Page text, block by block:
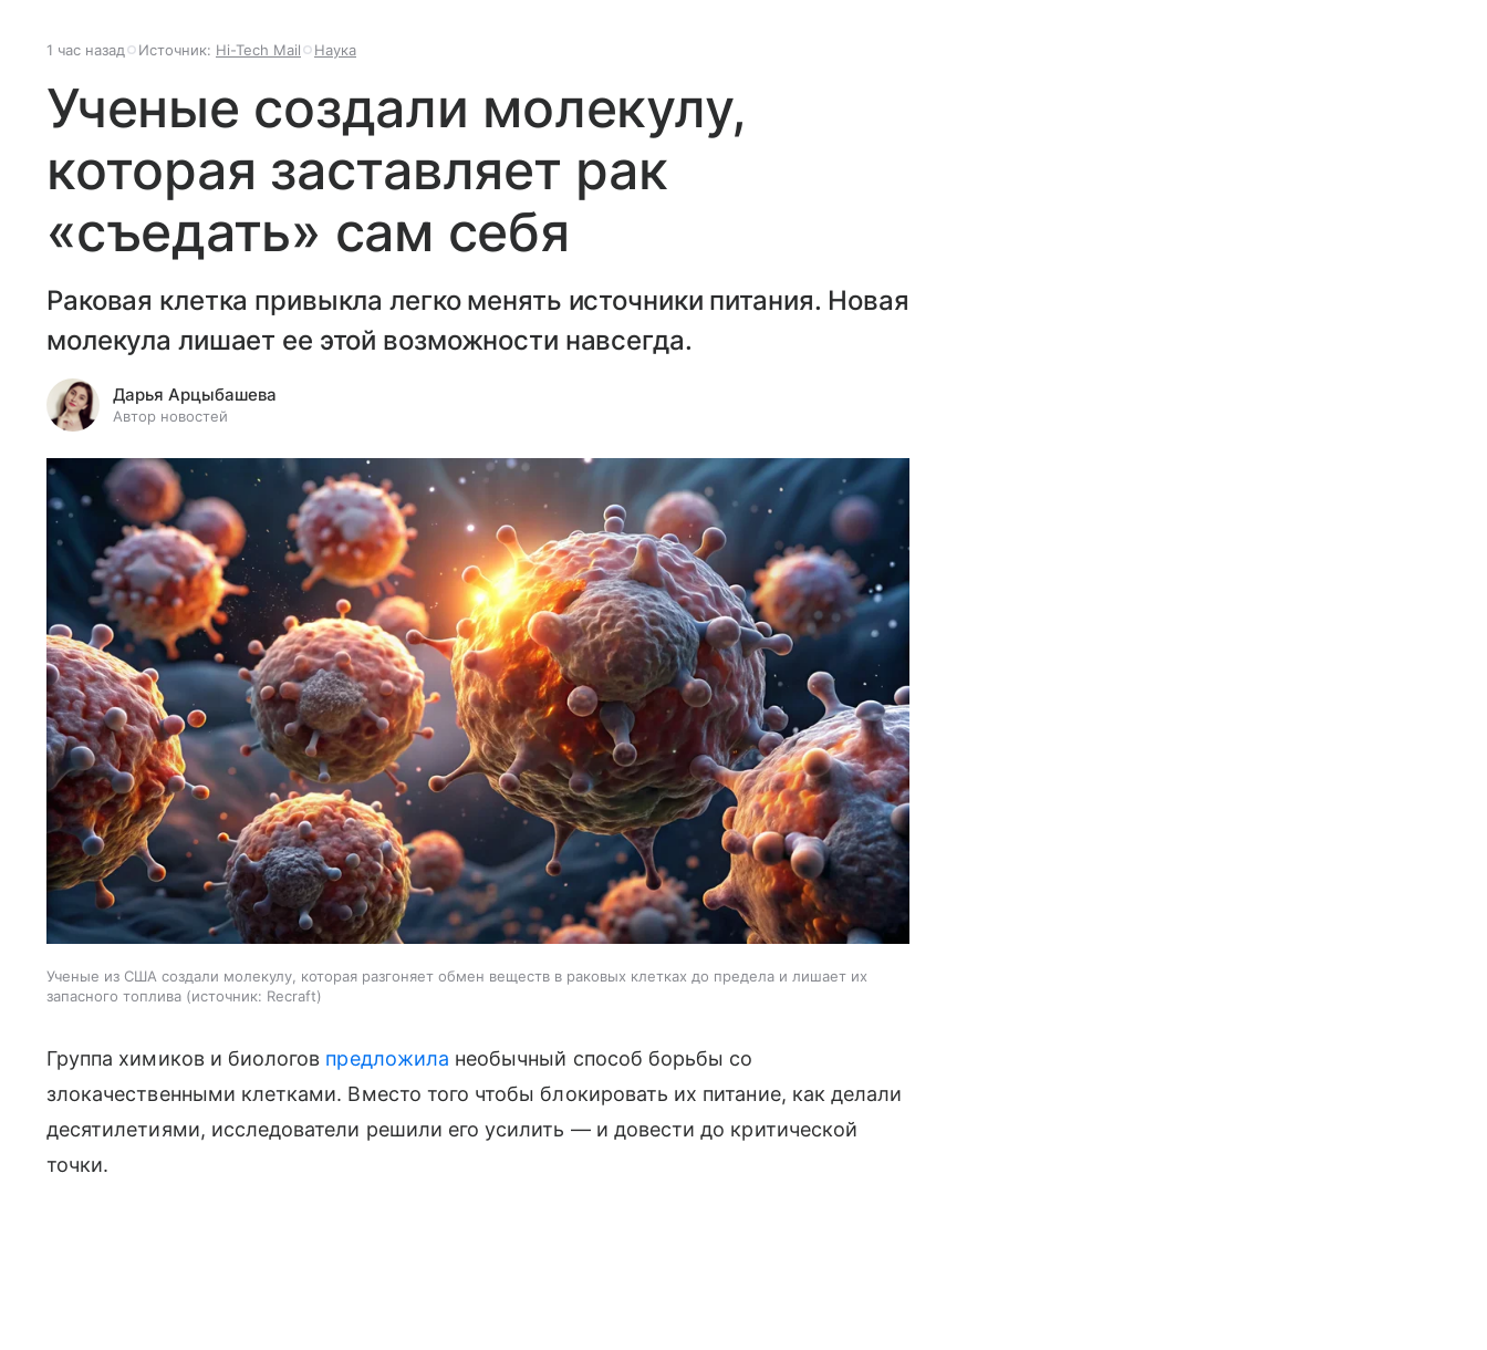
1 час назад Источник: Hi-Tech Mail Наука
Ученые создали молекулу,
которая заставляет рак
«съедать» сам себя
Раковая клетка привыкла легко менять источники питания. Новая
молекула лишает ее этой возможности навсегда.
Дарья Арцыбашева
Автор новостей
Ученые из США создали молекулу, которая разгоняет обмен веществ в раковых клетках до предела и лишает их
запасного топлива
источник: Recraft
Группа химиков и биологов предложила необычный способ борьбы со
злокачественными клетками. Вместо того чтобы блокировать их питание, как делали
десятилетиями, исследователи решили его усилить — и довести до критической
точки.